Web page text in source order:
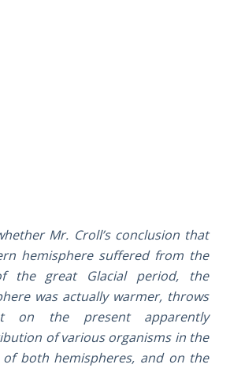
Mr. Croll’s conclusion that
hemisphere suffered from the
the great Glacial period, the
was actually warmer, throws
on the present apparently
of various organisms in the
both hemispheres, and on the